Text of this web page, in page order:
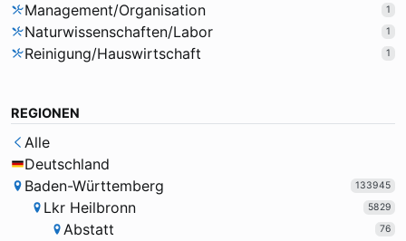
Management/Organisation 1
Naturwissenschaften/Labor 1
Reinigung/Hauswirtschaft 1
REGIONEN
Alle
Deutschland
Baden-Württemberg
133945
Lkr Heilbronn 5829
Abstatt 76